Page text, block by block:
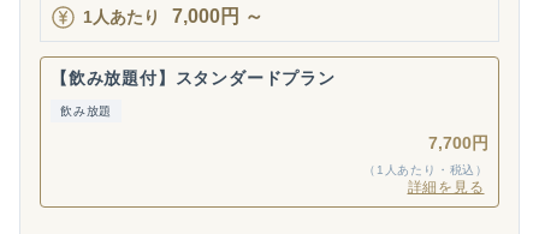
1人あたり 7,000円 ～
【飲み放題付】スタンダードプラン
飲み放題
7,700円
（1人あたり・税込）
詳細を見る